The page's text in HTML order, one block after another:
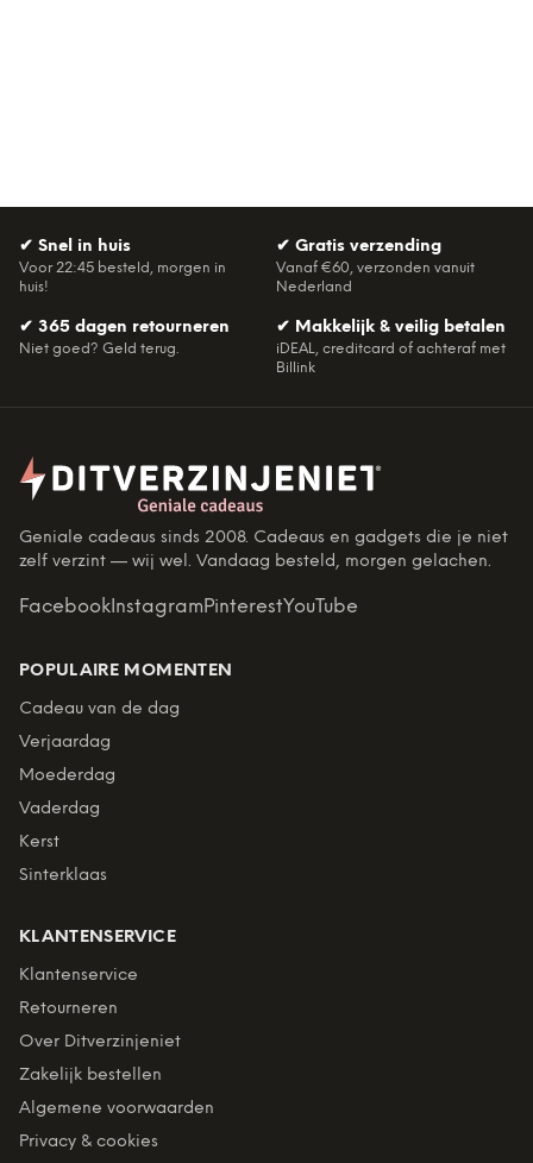
✔ Snel in huis
Voor 22:45 besteld, morgen in
huis!
✔ Gratis verzending
Vanaf €60, verzonden vanuit
Nederland
✔ 365 dagen retourneren
Niet goed? Geld terug.
✔ Makkelijk & veilig betalen
iDEAL, creditcard of achteraf met
Billink
Geniale cadeaus sinds 2008. Cadeaus en gadgets die je niet
zelf verzint — wij wel. Vandaag besteld, morgen gelachen.
Facebook InstagramPinterestYouTube
POPULAIRE MOMENTEN
Cadeau van de dag
Verjaardag
Moederdag
Vaderdag
Kerst
Sinterklaas
KLANTENSERVICE
Klantenservice
Retourneren
Over Ditverzinjeniet
Zakelijk bestellen
Algemene voorwaarden
Privacy & cookies